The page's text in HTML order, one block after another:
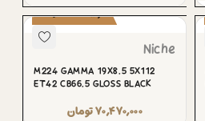
پیش‌سفارش
Niche
M224 GAMMA 19X8.5 5X112
ET42 CB66.5 GLOSS BLACK
۷۰,۴۷۰,۰۰۰تومان